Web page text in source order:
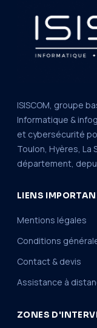
ISISCOM, groupe
Informatique &
et cybersécurité
Toulon, Hyères,
département,
LIENS
Mentions légales
Conditions
Contact & devis
Assistance à
ZONES